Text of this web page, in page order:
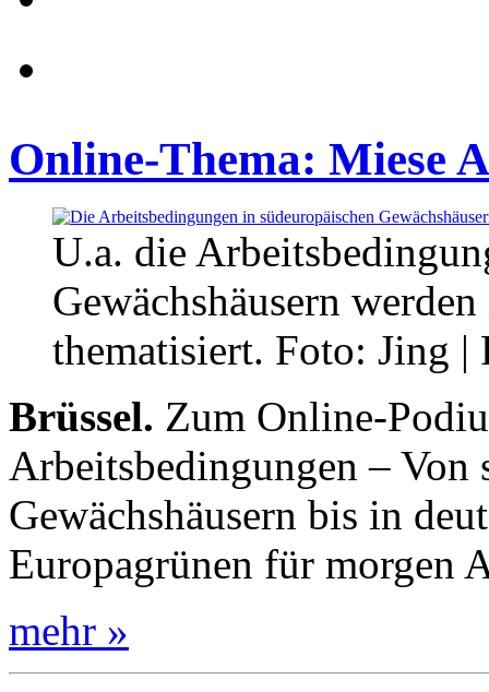
Online-Thema: Miese
U.a. die
Gewächshäusern
thematisiert. Foto: Jing |
Brüssel. Zum Online-
Arbeitsbedingungen – Von
Gewächshäusern bis in
Europagrünen für morgen
mehr »